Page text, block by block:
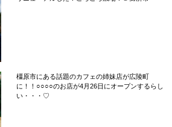
橿原市にある話題のカフェの姉妹店が広陵町
に！！○○○○のお店が4月26日にオープンするらし
い・・・♡